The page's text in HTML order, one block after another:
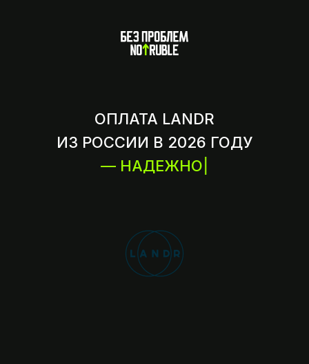
ОПЛАТА LANDR
ИЗ РОССИИ В 2026 ГОДУ
— НАДЕЖНО